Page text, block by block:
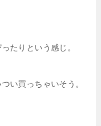
たりという感じ。
い買っちゃいそう。